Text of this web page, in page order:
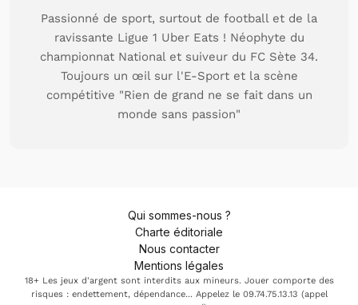
Passionné de sport, surtout de football et de la
ravissante Ligue 1 Uber Eats ! Néophyte du
championnat National et suiveur du FC Sète 34.
Toujours un œil sur l'E-Sport et la scène
compétitive "Rien de grand ne se fait dans un
monde sans passion"
Qui sommes-nous ?
Charte éditoriale
Nous contacter
Mentions légales
18+ Les jeux d'argent sont interdits aux mineurs. Jouer comporte des
risques : endettement, dépendance... Appelez le 09.74.75.13.13 (appel